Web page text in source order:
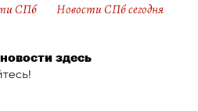
СПб Новости СПб сегодня
здесь